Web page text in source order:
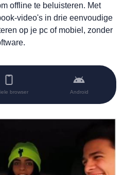
offline te beluisteren. Met
video's in drie eenvoudige
op je pc of mobiel, zonder
browser Android